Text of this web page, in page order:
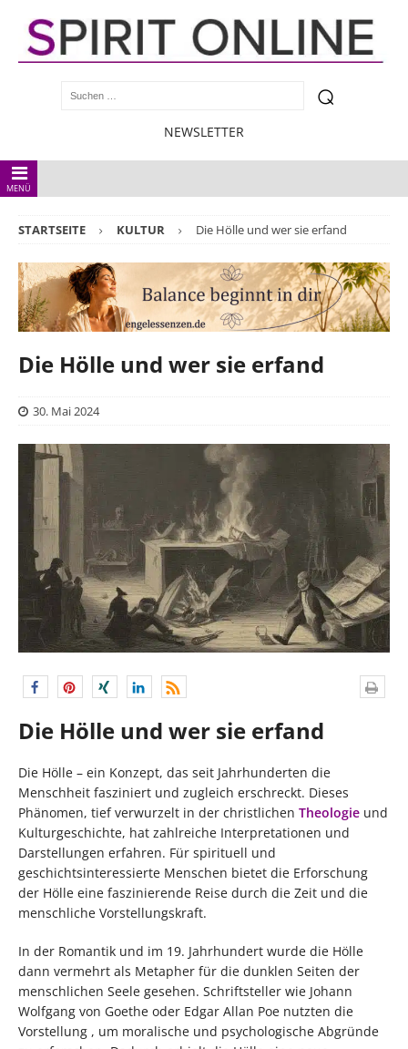
NEWSLETTER
MENÜ
STARTSEITE KULTUR Die Hölle und wer sie erfand
Die Hölle und wer sie erfand
30. Mai 2024
Die Hölle und wer sie erfand
Die Hölle – ein Konzept, das seit Jahrhunderten die
Menschheit fasziniert und zugleich erschreckt. Dieses
Phänomen, tief verwurzelt in der christlichen Theologie und
Kulturgeschichte, hat zahlreiche Interpretationen und
Darstellungen erfahren. Für spirituell und
geschichtsinteressierte Menschen bietet die Erforschung
der Hölle eine faszinierende Reise durch die Zeit und die
menschliche Vorstellungskraft.
In der Romantik und im 19. Jahrhundert wurde die Hölle
dann vermehrt als Metapher für die dunklen Seiten der
menschlichen Seele gesehen. Schriftsteller wie Johann
Wolfgang von Goethe oder Edgar Allan Poe nutzten die
Vorstellung , um moralische und psychologische Abgründe